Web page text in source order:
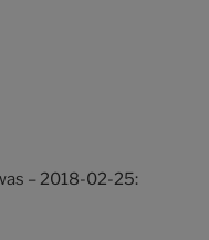
– 2018-02-25: